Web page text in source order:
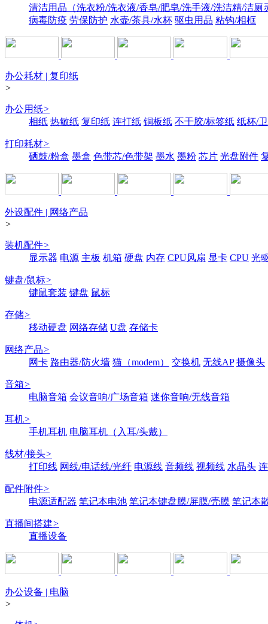
清洁用品（洗衣粉/洗衣液/香皂/肥皂/洗手液/洗洁精/洁厕
病毒防疫 劳保防护 水壶/茶具/水杯 驱虫用品 粘钩/相框
办公耗材 | 复印纸
>
办公用纸>
相纸 热敏纸 复印纸 连打纸 铜板纸 不干胶/标签纸 纸杯/
打印耗材>
硒鼓/粉盒 墨盒 色带芯/色带架 墨水 墨粉 芯片 光盘附件
外设配件 | 网络产品
>
装机配件>
显示器 电源 主板 机箱 硬盘 内存 CPU风扇 显卡 CPU 光
键盘/鼠标>
键鼠套装 键盘 鼠标
存储>
移动硬盘 网络存储 U盘 存储卡
网络产品>
网卡 路由器/防火墙 猫（modem） 交换机 无线AP 摄像头
音箱>
电脑音箱 会议音响/广场音箱 迷你音响/无线音箱
耳机>
手机耳机 电脑耳机（入耳/头戴）
线材/接头>
打印线 网线/电话线/光纤 电源线 音频线 视频线 水晶头
配件附件>
电源适配器 笔记本电池 笔记本键盘膜/屏膜/壳膜 笔记本
直播间搭建>
直播设备
办公设备 | 电脑
>